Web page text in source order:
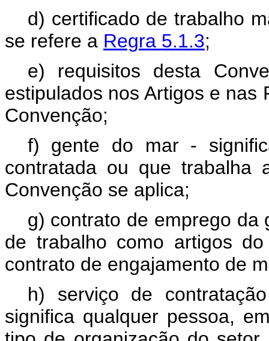
d) certificado de trabalho
se refere a Regra 5.1.3;
e) requisitos desta
estipulados nos Artigos e nas
Convenção;
f) gente do mar -
contratada ou que
Convenção se aplica;
g) contrato de emprego da
de trabalho como artigos
contrato de engajamento de
h) serviço de
significa qualquer pessoa,